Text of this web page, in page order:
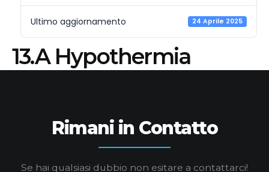
Ultimo aggiornamento 24 Aprile 2025
13.A Hypothermia
Rimani in Contatto
Se hai qualsiasi dubbio non esitare a contattarci!